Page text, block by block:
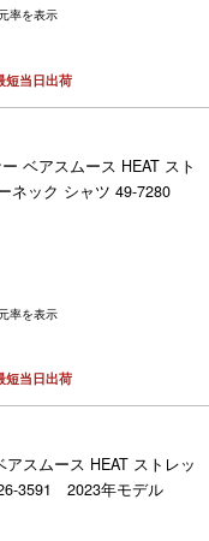
率を表示
短当日出荷
ベアスムース HEAT スト
ネック シャツ 49-7280
率を表示
短当日出荷
アスムース HEAT ストレッ
3591 2023年モデル